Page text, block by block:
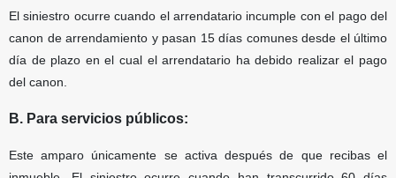
El siniestro ocurre cuando el arrendatario incumple con el pago del
canon de arrendamiento y pasan 15 días comunes desde el último
día de plazo en el cual el arrendatario ha debido realizar el pago
del canon.
B. Para servicios públicos:
Este amparo únicamente se activa después de que recibas el